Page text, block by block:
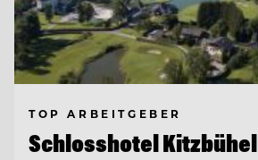
TOP ARBEITGEBER
Schlosshotel Kitzbühel